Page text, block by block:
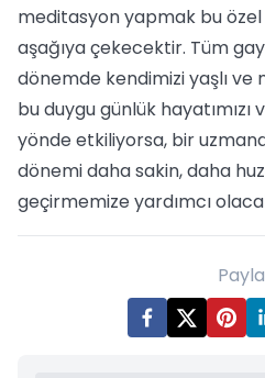
meditasyon yapmak bu özel
aşağıya çekecektir. Tüm
dönemde kendimizi yaşlı ve
bu duygu günlük
yönde etkiliyorsa, bir
dönemi daha sakin, daha
geçirmemize yardımcı